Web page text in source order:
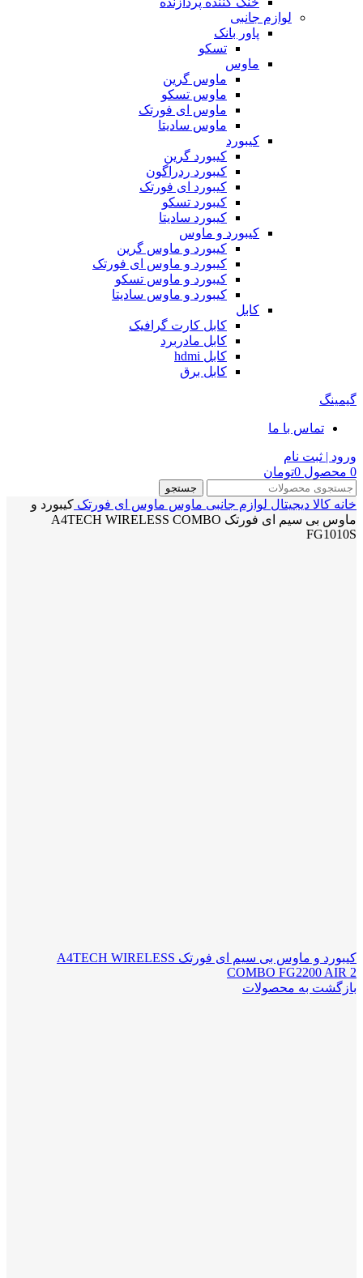
لوازم جانبی
پاور بانک
تسکو
ماوس
ماوس گرین
ماوس تسکو
ماوس ای فورتک
ماوس سادیتا
کیبورد
کیبورد گرین
کیبورد ردراگون
کیبورد ای فورتک
کیبورد تسکو
کیبورد سادیتا
کیبورد و ماوس
کیبورد و ماوس گرین
کیبورد و ماوس ای فورتک
کیبورد و ماوس تسکو
کیبورد و ماوس سادیتا
کابل
کابل کارت گرافیک
کابل مادربرد
کابل hdmi
کابل برق
گیمینگ
تماس با ما
ورود | ثبت نام
0 محصول 0تومان
جستجو
خانه کالا دیجیتال لوازم جانبی ماوس ماوس ای فورتک کیبورد و
ماوس بی سیم ای فورتک A4TECH WIRELESS COMBO
FG1010S
کیبورد و ماوس بی سیم ای فورتک A4TECH WIRELESS
COMBO FG2200 AIR 2
بازگشت به محصولات